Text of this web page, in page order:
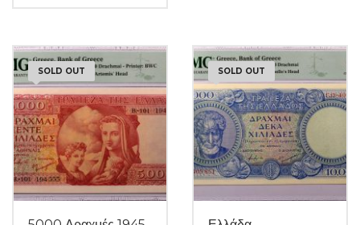
αναλυτικά εφόσον
υπάρχουν. (Κωδ. 9885)
SOLD OUT SOLD OUT